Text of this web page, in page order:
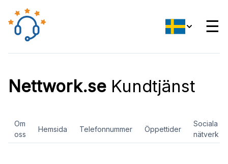
☰
Nettwork.se Kundtjänst
Om
oss
Hemsida Telefonnummer Öppettider
Sociala
nätverk